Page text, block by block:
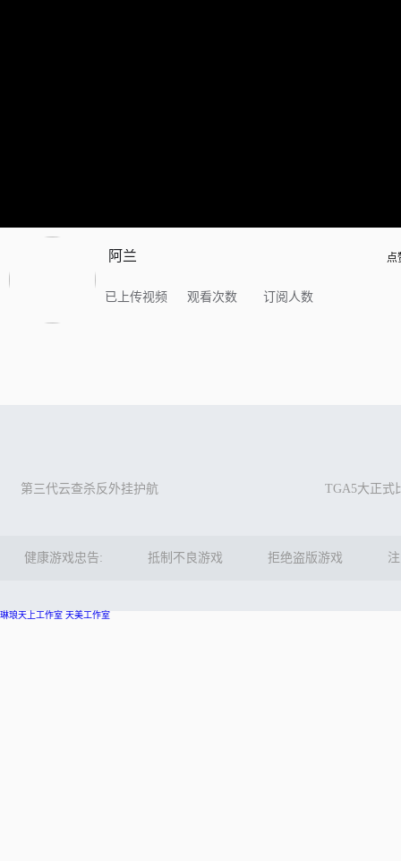
阿兰
已上传视频 观看次数 订阅人数
点
第三代云查杀反外挂护航 TGA5大正式
健康游戏忠告: 抵制不良游戏 拒绝盗版游戏
琳琅天上工作室 天美工作室